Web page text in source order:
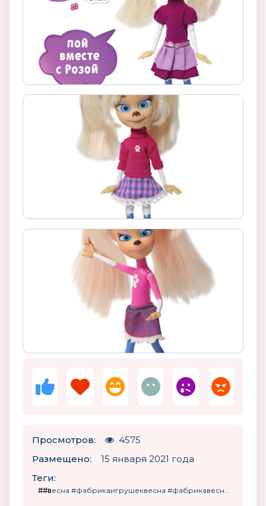
Просмотров:
4575
Размещено:
15 января 2021 года
Теги:
##весна #фабрикаигрушеквесна #фабрикавесна #кукла #куклы #игры #игрушки #новинки #веснасимволыгода #быкисимволы